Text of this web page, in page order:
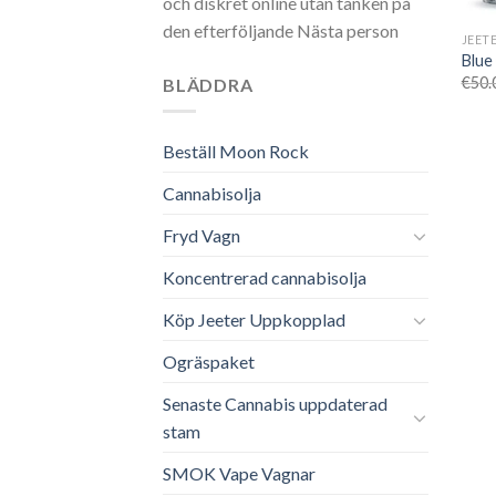
den efterföljande Nästa person
BLÄDDRA
Beställ Moon Rock
Cannabisolja
Fryd Vagn
Koncentrerad cannabisolja
Köp Jeeter Uppkopplad
Ogräspaket
Senaste Cannabis uppdaterad
stam
SMOK Vape Vagnar
€